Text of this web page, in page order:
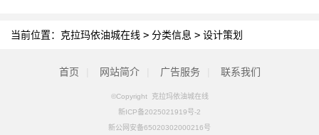
当前位置： 克拉玛依油城在线 > 分类信息 > 设计策划
首页 网站简介 广告服务 联系我们
©Copyright 克拉玛依油城在线
新ICP备2025021919号-2
新公网安备65020302000216号